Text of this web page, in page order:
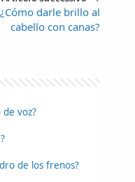
¿Cómo darle brillo al
cabello con canas?
voz?
de los frenos?